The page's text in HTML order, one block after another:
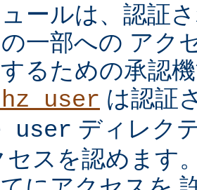
ールは、認証
一部への アク
るための承認
は認証
user ディレク
セスを認めます